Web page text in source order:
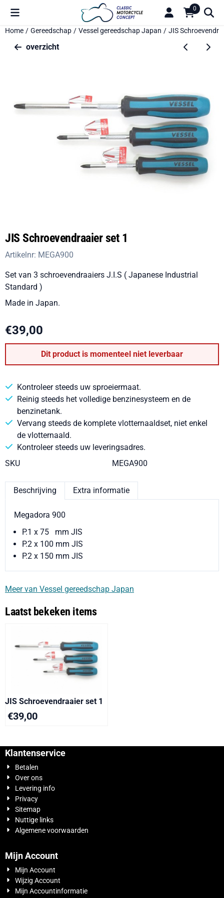
Cookievoorkeuren zijn beschikbaar. Kies instellingen of sta alle
0
Home / Gereedschap / Vessel gereedschap Japan / JIS
overzicht
JIS Schroevendraaier set 1
Artikelnr: MEGA900
Set van 3 schroevendraaiers J.I.S ( Japanese Industrial
Standard )
Made in Japan.
€39,00
Dit product is momenteel niet leverbaar
Kontroleer steeds uw sproeiermaat.
Reinig steeds het volledige benzinesysteem en de
benzinetank.
Vervang steeds de komplete vlotternaaldset, niet enkel
de vlotternaald.
Kontroleer steeds uw leveringsadres.
SKU
MEGA900
Beschrijving Extra informatie
Megadora 900
P.1 x 75 mm JIS
P.2 x 100 mm JIS
P.2 x 150 mm JIS
Meer van Vessel gereedschap Japan
Laatst bekeken items
JIS Schroevendraaier set 1
€39,00
Klantenservice
Betalen
Over ons
Levering info
Privacy
Sitemap
Nuttige links
Algemene voorwaarden
Mijn Account
Mijn Account
Wijzig Account
Mijn Accountinformatie